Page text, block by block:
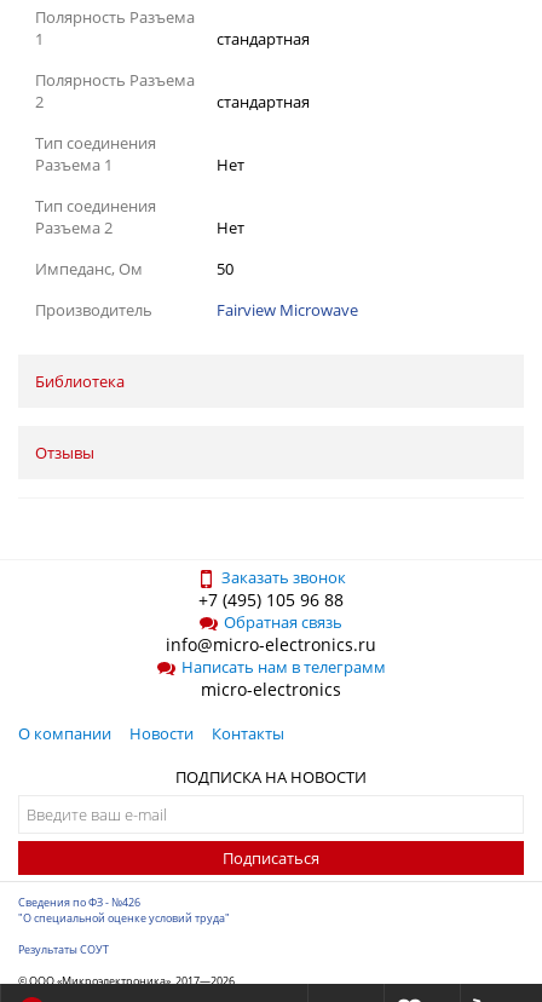
Полярность Разъема
1
стандартная
Полярность Разъема
2
стандартная
Тип соединения
Разъема 1
Нет
Тип соединения
Разъема 2
Нет
Импеданс, Ом
50
Производитель
Fairview Microwave
Библиотека
Отзывы
Заказать звонок
+7 (495) 105 96 88
Обратная связь
info@micro-electronics.ru
Написать нам в телеграмм
micro-electronics
О компании Новости
Контакты
ПОДПИСКА НА НОВОСТИ
Подписаться
Сведения по ФЗ - №426
"О специальной оценке условий труда"
Результаты СОУТ
© ООО «Микроэлектроника», 2017—2026
Разработка сайта